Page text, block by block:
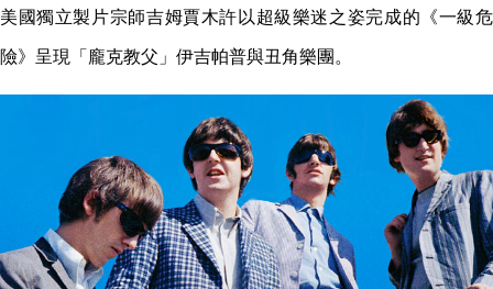
美國獨立製片宗師吉姆賈木許以超級樂迷之姿完成的《一級危
險》呈現「龐克教父」伊吉帕普與丑角樂團。